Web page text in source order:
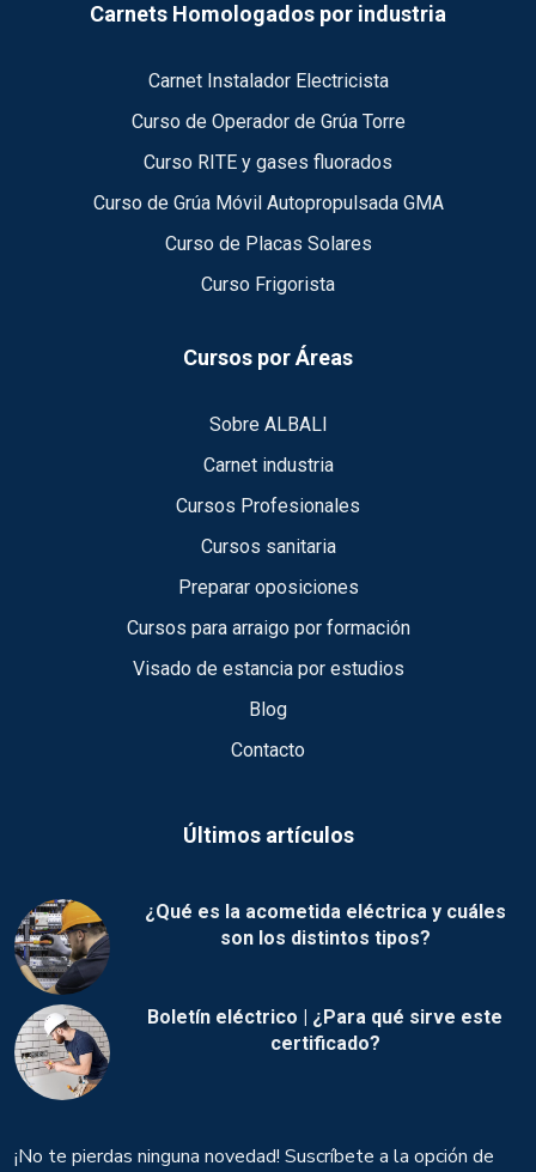
Carnets Homologados por industria
Carnet Instalador Electricista
Curso de Operador de Grúa Torre
Curso RITE y gases fluorados
Curso de Grúa Móvil Autopropulsada GMA
Curso de Placas Solares
Curso Frigorista
Cursos por Áreas
Sobre ALBALI
Carnet industria
Cursos Profesionales
Cursos sanitaria
Preparar oposiciones
Cursos para arraigo por formación
Visado de estancia por estudios
Blog
Contacto
Últimos artículos
¿Qué es la acometida eléctrica y cuáles
son los distintos tipos?
Boletín eléctrico | ¿Para qué sirve este
certificado?
¡No te pierdas ninguna novedad! Suscríbete a la opción de